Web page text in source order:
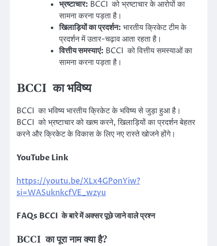
भ्रष्टाचार: BCCI को भ्रष्टाचार के आरोपों का
सामना करना पड़ता है।
खिलाड़ियों का प्रदर्शन: भारतीय क्रिकेट टीम के
प्रदर्शन में उतार-चढ़ाव आता रहता है।
वित्तीय समस्याएं: BCCI को वित्तीय समस्याओं का
सामना करना पड़ता है।
BCCI का भविष्य
BCCI का भविष्य भारतीय क्रिकेट के भविष्य से जुड़ा हुआ है।
BCCI को भ्रष्टाचार को खत्म करने, खिलाड़ियों का प्रदर्शन बेहतर
करने और क्रिकेट के विकास के लिए नए रास्ते खोजने होंगे।
YouTube Link
https://youtu.be/XLx4GPonYiw?
si=WASuknkcfVE_wzyu
FAQs BCCI के बारे में अक्सर पूछे जाने वाले प्रश्न
BCCI का पूरा नाम क्या है?